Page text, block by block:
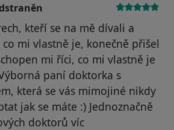
kteří se na mě dívali a
mi vlastně je, konečně přišel
mi říci, co mi vlastně je
paní doktorka s
která se vás mimojiné nikdy
jak se máte :) Jednoznačně
doktorů víc